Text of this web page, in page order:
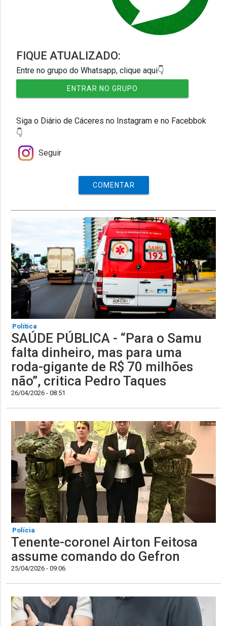
FIQUE ATUALIZADO:
Entre no grupo do Whatsapp, clique aqui👇
ENTRAR NO GRUPO
Siga o Diário de Cáceres no Instagram e no Facebbok
👇
Seguir
COMENTAR
Política
SAÚDE PÚBLICA - “Para o Samu
falta dinheiro, mas para uma
roda-gigante de R$ 70 milhões
não”, critica Pedro Taques
26/04/2026 - 08:51
Polícia
Tenente-coronel Airton Feitosa
assume comando do Gefron
25/04/2026 - 09:06